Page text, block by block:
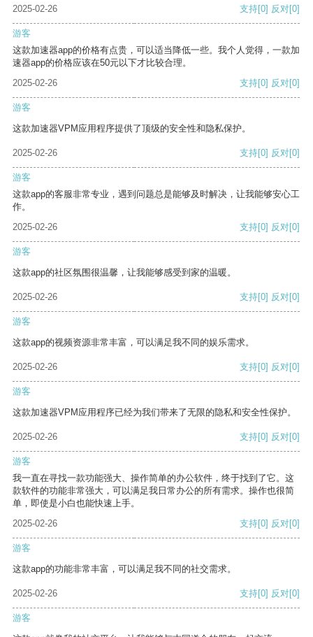
2025-02-26 支持[0] 反对[0]
游客
这款加速器app的价格有点贵，可以适当降低一些。我个人觉得，一款加
速器app的价格应该在50元以下才比较合理。
2025-02-26
支持[0] 反对[0]
游客
这款加速器VPM应用程序提供了顶级的安全性和隐私保护。
2025-02-26 支持[0] 反对[0]
游客
这款app的客服非常专业，遇到问题总是能够及时解决，让我能够安心工
作。
2025-02-26
支持[0] 反对[0]
游客
这款app的社区氛围很温馨，让我能够感受到家的温暖。
2025-02-26 支持[0] 反对[0]
游客
这款app的视频资源非常丰富，可以满足我不同的娱乐需求。
2025-02-26 支持[0] 反对[0]
游客
这款加速器VPM应用程序已经为我们带来了无限的隐私和安全性保护。
2025-02-26 支持[0] 反对[0]
游客
我一直在寻找一款功能强大、操作简单的办公软件，终于找到了它。这
款软件的功能非常强大，可以满足我日常办公的所有需求。操作也很简
单，即使是小白也能快速上手。
2025-02-26
支持[0] 反对[0]
游客
这款app的功能非常丰富，可以满足我不同的社交需求。
2025-02-26 支持[0] 反对[0]
游客